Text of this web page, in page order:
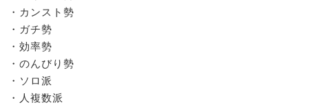
・カンスト勢
・ガチ勢
・効率勢
・のんびり勢
・ソロ派
・人複数派